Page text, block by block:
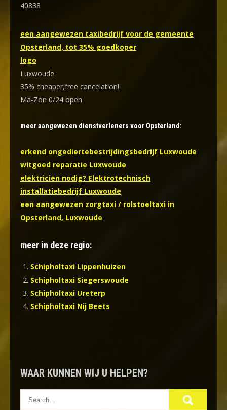
40838
een aangewezen taxibedrijf voor de gemeente
Opsterland, tot 35% goedkoper
logo
Luxwoude
35% cheaper,free cancelation!
Ma-Zon 0/24 open
meer aangewezen dienstverleners voor Opsterland:
erkend ongediertebestrijdingsbedrijf Luxwoude
witgoed reparatie Luxwoude
elektricien nodig? Elektrotechnisch
installatiebedrijf Luxwoude
een aangewezen zorgtaxi / rolstoeltaxi in
Opsterland, Luxwoude
meer in deze regio:
Schipholtaxi Lippenhuizen
Schipholtaxi Siegerswoude
Schipholtaxi Ureterp
Schipholtaxi Nij Beets
WAAR KUNNEN WIJ U HELPEN?